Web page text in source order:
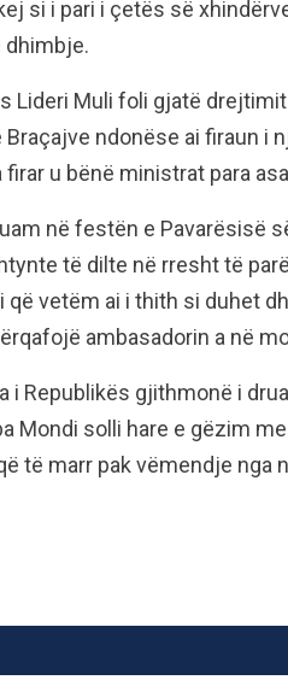
si i pari i çetës së
Lideri Muli foli gjatë
Braçajve ndonëse ai firaun i
firar u bënë ministrat para
në festën e Pavarësisë
të dilte në rresht të
që vetëm ai i thith si duhet
ambasadorin a në
i Republikës gjithmonë i
Mondi solli hare e gëzim
të marr pak vëmendje